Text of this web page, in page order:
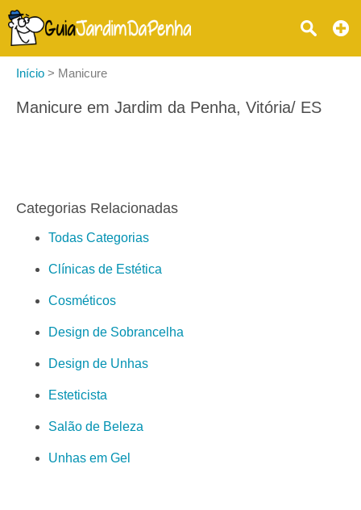
Início > Manicure
Manicure em Jardim da Penha, Vitória/ ES
Categorias Relacionadas
Todas Categorias
Clínicas de Estética
Cosméticos
Design de Sobrancelha
Design de Unhas
Esteticista
Salão de Beleza
Unhas em Gel